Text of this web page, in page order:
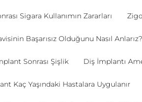
Sigara Kullanımın Zararları
Başarısız Olduğunu Nasıl Anlarız?
Sonrası Şişlik Diş İmplantı
Kaç Yaşındaki Hastalara Uygulanır